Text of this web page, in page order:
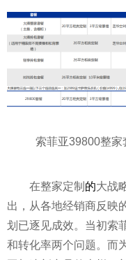
索菲亚39800整
在整家定制 的大战
出，从各地经销商反映
划已逐见成效。当初索
和转化率两个问题。而